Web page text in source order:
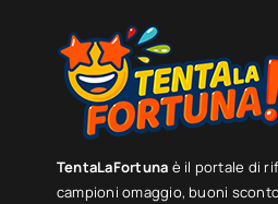
TentaLaFortuna è il portale di
campioni omaggio, buoni